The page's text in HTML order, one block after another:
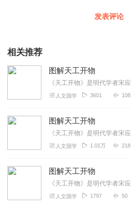
发表评论
相关推荐
图解天工开物
人文国学 3601 108
图解天工开物
人文国学 1.01万 218
图解天工开物
人文国学 1797 50